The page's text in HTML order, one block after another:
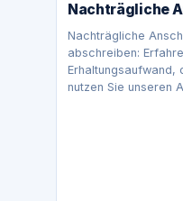
Nachträgliche
Nachträgliche
abschreiben:
Erhaltungsaufwand,
nutzen Sie unseren